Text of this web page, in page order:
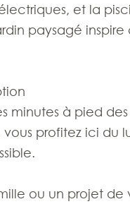
électriques, et la
paysagé
minutes à pied
profitez ici du
ou un projet